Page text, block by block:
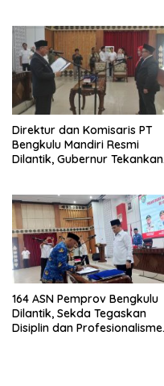
Direktur dan Komisaris PT
Bengkulu Mandiri Resmi
Dilantik, Gubernur Tekankan
164 ASN Pemprov Bengkulu
Dilantik, Sekda Tegaskan
Disiplin dan Profesionalisme